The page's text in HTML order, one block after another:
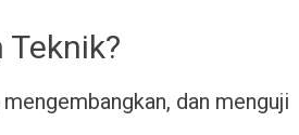
dan menguji